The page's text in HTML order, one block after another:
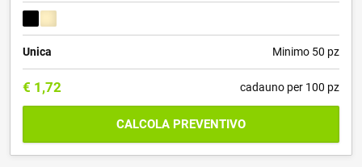
Unica Minimo 50 pz
€ 1,72 cadauno per 100 pz
CALCOLA PREVENTIVO